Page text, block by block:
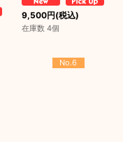
9,500円(税込)
在庫数 4個
No.6